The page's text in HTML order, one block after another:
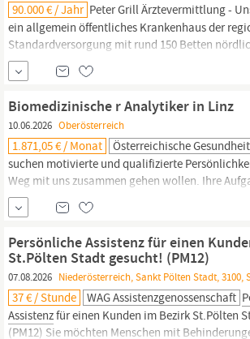
90.000 € / Jahr Peter Grill Ärztevermittlung -
ein allgemein öffentliches Krankenhaus der
Standardversorgung mit rund 150 Betten
/ ÖSTERREICH. Wir suchen einen
(m/w/d) für Innere Medizin Das Krankenhaus
Biomedizinische r Analytiker in Linz
10.06.2026 Oberösterreich
1.871,05 € / Monat Österreichische
suchen motivierte und qualifizierte
Weg mit uns zusammen gehen wollen. Ihre
Anordnung und unter ärztlicher Aufsicht
Assistenztätigkeiten,
insbesondere Mitwirkung
aus der Vene und den Kapillaren,
Persönliche Assistenz für einen
St.Pölten Stadt gesucht! (PM12)
07.08.2026 Niederösterreich, Sankt Pölten Stadt, 3100,
37 € / Stunde WAG Assistenzgenossenschaft
Assistenzfür einen Kunden im Bezirk St.Pölten
(PM12) Sie möchten Menschen mit